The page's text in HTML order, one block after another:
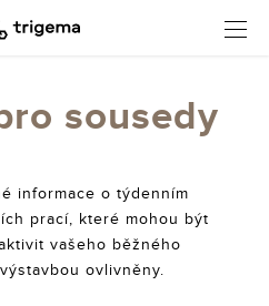
sousedy
informace o týdenním
prací, které mohou být
vašeho běžného
ovlivněny.